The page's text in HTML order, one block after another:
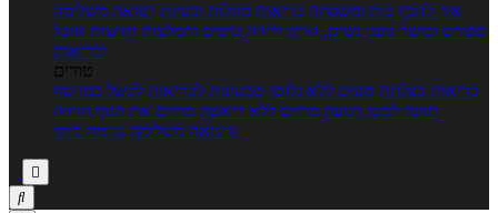
איך להכין בית ומשפחה בריאות מחלות ובעיות רפואה משלימה
ספורט וכושר גופני נשים, הריון ולידה טיפים והמלצות חדשות אוכל
ובריאות
טורים
בריאות בצלחת טעים ללא גלוטן טבעונות לבריאות לבשל כמו שף
תזונה לבטן רגועה מרזים ללא דיאטה מזיזים את הגוף הרזיה
ורפואה משלימה גורמה ביתי

